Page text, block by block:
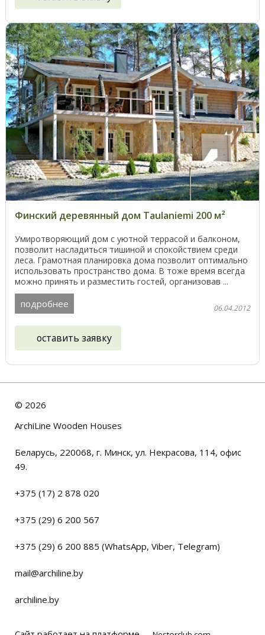
Финский деревянный дом Taulaniemi 200 м²
Умиротворяющий дом с уютной террасой и балконом,
позволит насладиться тишиной и спокойствием среди
леса. Грамотная планировка дома позволит оптимально
использовать пространство дома. В тоже время всегда
можно принять и разместить гостей, организовав ...
подробнее 06.04.2012
оставить заявку
© 2026
ArchiLine Wooden Houses
Беларусь, 220068, г. Минск, ул. Некрасова, 114, офис
49.
+375 (17) 2 878 020
+375 (29) 6 200 567
+375 (29) 6 200 885 (WhatsApp, Viber, Telegram)
mail@archiline.by
archiline.by